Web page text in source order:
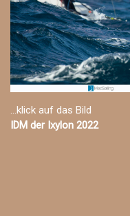
...klick auf das Bild
IDM der Ixylon 2022